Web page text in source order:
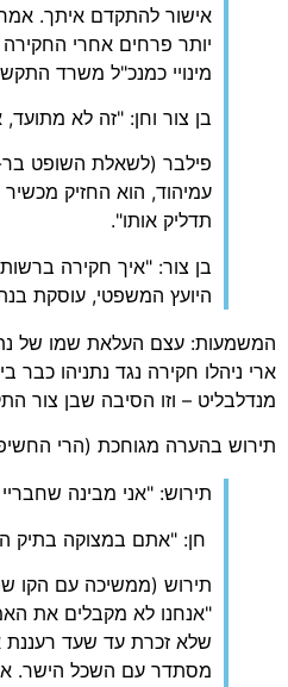
אישור להתקדם איתך.
יותר פרחים אחרי
מינויי כמנכ"ל משרד
בן צור וחן: "זה לא מתועד,
פילבר (לשאלת השופט
עמיהוד, הוא החזיק
תדליק אותו".
בן צור: "איך חקירה
היועץ המשפטי, עוסקת
המשמעות: עצם העלאת שמו של
מנדלבליט – וזו הסיבה שבן צור
תירוש בהערה מגוחכת (הרי
תירוש: "אני מבינה
חן: "אתם במצוקה בתיק
תירוש (ממשיכה עם הקו
"אנחנו לא מקבלים את
שלא זכרת עד שעד רעננת
מסתדר עם השכל הישר.